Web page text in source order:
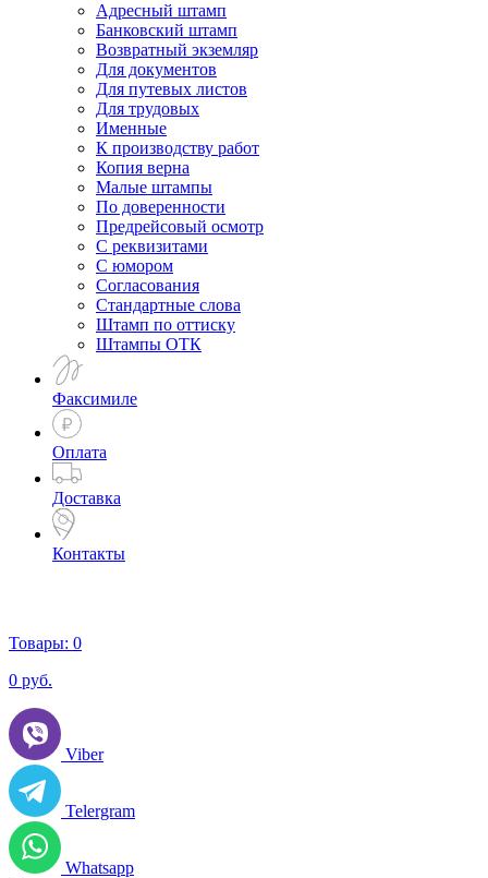
Адресный штамп
Банковский штамп
Возвратный экземляр
Для документов
Для путевых листов
Для трудовых
Именные
К производству работ
Копия верна
Малые штампы
По доверенности
Предрейсовый осмотр
С реквизитами
С юмором
Согласования
Стандартные слова
Штамп по оттиску
Штампы ОТК
Факсимиле
Оплата
Доставка
Контакты
Товары: 0
0 руб.
Viber
Telergram
Whatsapp